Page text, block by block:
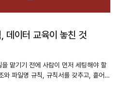
데이터 교육이 놓친 것
맡기기 전에 사람이 먼저 세팅해야 할
와 파일명 규칙, 규칙서를 갖추고, 흩어진